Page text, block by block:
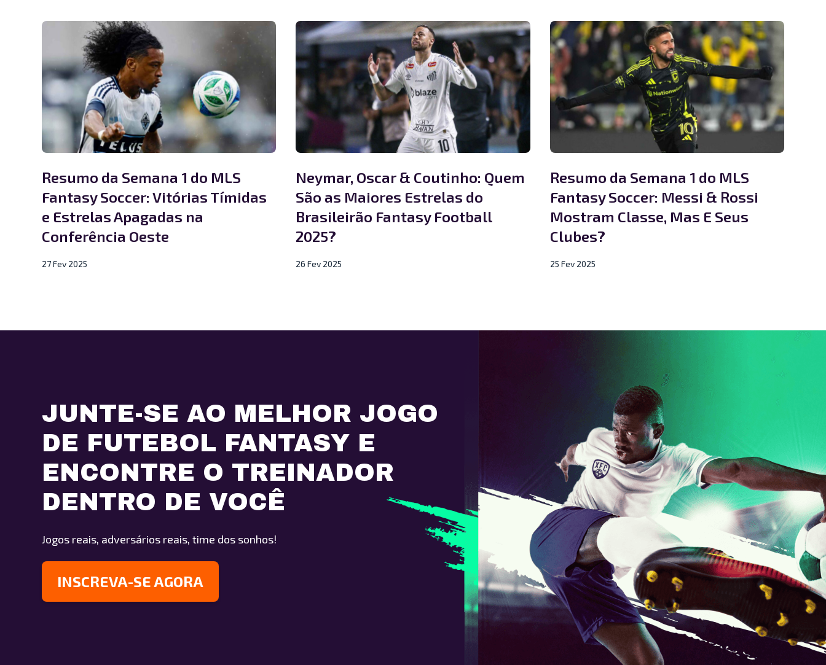
Resumo da Semana 1 do MLS
Fantasy Soccer: Vitórias Tímidas
e Estrelas Apagadas na
Conferência Oeste
27 Fev 2025
Neymar, Oscar & Coutinho: Quem
São as Maiores Estrelas do
Brasileirão Fantasy Football
2025?
26 Fev 2025
Resumo da Semana 1 do MLS
Fantasy Soccer: Messi & Rossi
Mostram Classe, Mas E Seus
Clubes?
25 Fev 2025
JUNTE-SE AO MELHOR JOGO
DE FUTEBOL FANTASY E
ENCONTRE O TREINADOR
DENTRO DE VOCÊ
Jogos reais, adversários reais, time dos sonhos!
INSCREVA-SE AGORA